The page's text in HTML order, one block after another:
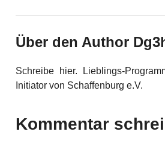
Über den Author
Schreibe hier. Lieblings-
Initiator von Schaffenburg e.V.
Kommentar